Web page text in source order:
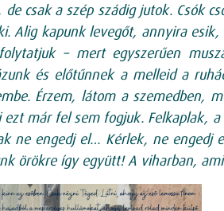
csak a szép szádig jutok. Csók
Alig kapunk levegőt, annyira
– mert egyszerűen
és előtűnnek a melleid a
Érzem, látom a szemedben,
már fel sem fogjuk. Felkaplak,
ne engedj el… Kérlek, ne engedj
örökre így együtt! A viharban,